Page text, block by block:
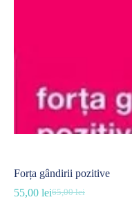
Forța gândirii pozitive
65,00lei
Prețul
55,00 leiPrețul